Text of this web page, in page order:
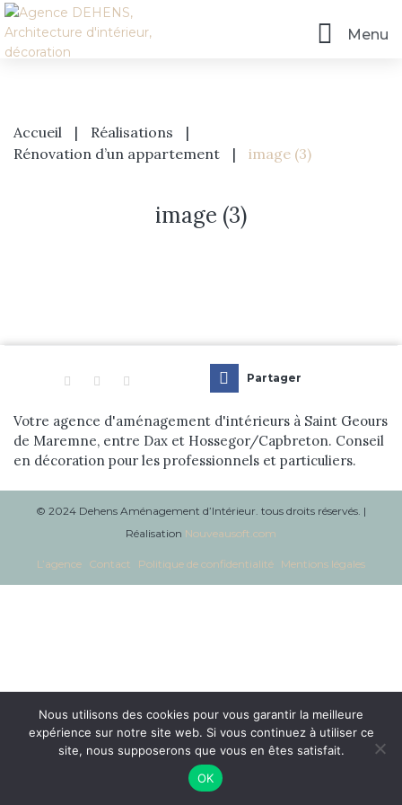
Menu
Prestations
Réalisations
Blog
Contact
Accueil | Réalisations
|
Rénovation d’un appartement
| image (3)
image (3)
Votre agence d'aménagement d'intérieurs à Saint Geours
de Maremne, entre Dax et Hossegor/Capbreton. Conseil
en décoration pour les professionnels et particuliers.
Partager
© 2024 Dehens Aménagement d’Intérieur. tous droits réservés. |
Réalisation Nouveausoft.com
L’agence Contact Politique de confidentialité Mentions légales
Nous utilisons des cookies pour vous garantir la meilleure
expérience sur notre site web. Si vous continuez à utiliser ce
site, nous supposerons que vous en êtes satisfait.
OK